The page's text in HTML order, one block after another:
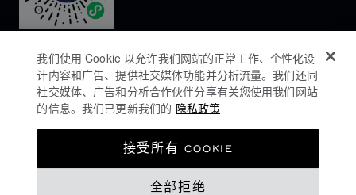
COOKIES政策
我们使用 Cookie 以允许我们网站的正常工作、个性化设
计内容和广告、提供社交媒体功能并分析流量。我们还同
社交媒体、广告和分析合作伙伴分享有关您使用我们网站
的信息。我们已更新我们的 隐私政策
全部拒绝
接受所有 COOKIE